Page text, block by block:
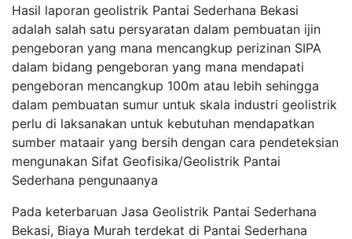
Hasil laporan geolistrik Pantai Sederhana Bekasi
adalah salah satu persyaratan dalam pembuatan ijin
pengeboran yang mana mencangkup perizinan SIPA
dalam bidang pengeboran yang mana mendapati
pengeboran mencangkup 100m atau lebih sehingga
dalam pembuatan sumur untuk skala industri geolistrik
perlu di laksanakan untuk kebutuhan mendapatkan
sumber mataair yang bersih dengan cara pendeteksian
mengunakan Sifat Geofisika/Geolistrik Pantai
Sederhana pengunaanya
Pada keterbaruan Jasa Geolistrik Pantai Sederhana
Bekasi, Biaya Murah terdekat di Pantai Sederhana